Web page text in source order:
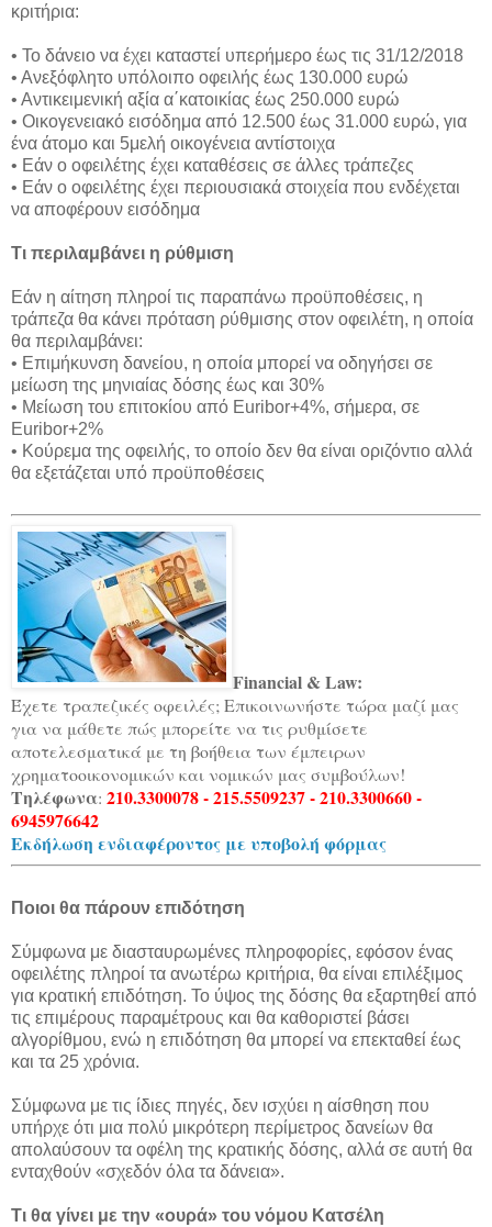
κριτήρια:
• Το δάνειο να έχει καταστεί υπερήμερο έως τις 31/12/2018
• Ανεξόφλητο υπόλοιπο οφειλής έως 130.000 ευρώ
• Αντικειμενική αξία α΄κατοικίας έως 250.000 ευρώ
• Οικογενειακό εισόδημα από 12.500 έως 31.000 ευρώ, για
ένα άτομο και 5μελή οικογένεια αντίστοιχα
• Εάν ο οφειλέτης έχει καταθέσεις σε άλλες τράπεζες
• Εάν ο οφειλέτης έχει περιουσιακά στοιχεία που ενδέχεται
να αποφέρουν εισόδημα
Τι περιλαμβάνει η ρύθμιση
Εάν η αίτηση πληροί τις παραπάνω προϋποθέσεις, η
τράπεζα θα κάνει πρόταση ρύθμισης στον οφειλέτη, η οποία
θα περιλαμβάνει:
• Επιμήκυνση δανείου, η οποία μπορεί να οδηγήσει σε
μείωση της μηνιαίας δόσης έως και 30%
• Μείωση του επιτοκίου από Euribor+4%, σήμερα, σε
Euribor+2%
• Κούρεμα της οφειλής, το οποίο δεν θα είναι οριζόντιο αλλά
θα εξετάζεται υπό προϋποθέσεις
Financial & Law:
Έχετε τραπεζικές οφειλές; Επικοινωνήστε τώρα μαζί μας
για να μάθετε πώς μπορείτε να τις ρυθμίσετε
αποτελεσματικά με τη βοήθεια των έμπειρων
χρηματοοικονομικών και νομικών μας συμβούλων!
Τηλέφωνα: 210.3300078 - 215.5509237 - 210.3300660 -
6945976642
Εκδήλωση ενδιαφέροντος με υποβολή φόρμας
Ποιοι θα πάρουν επιδότηση
Σύμφωνα με διασταυρωμένες πληροφορίες, εφόσον ένας
οφειλέτης πληροί τα ανωτέρω κριτήρια, θα είναι επιλέξιμος
για κρατική επιδότηση. Το ύψος της δόσης θα εξαρτηθεί από
τις επιμέρους παραμέτρους και θα καθοριστεί βάσει
αλγορίθμου, ενώ η επιδότηση θα μπορεί να επεκταθεί έως
και τα 25 χρόνια.
Σύμφωνα με τις ίδιες πηγές, δεν ισχύει η αίσθηση που
υπήρχε ότι μια πολύ μικρότερη περίμετρος δανείων θα
απολαύσουν τα οφέλη της κρατικής δόσης, αλλά σε αυτή θα
ενταχθούν «σχεδόν όλα τα δάνεια».
Τι θα γίνει με την «ουρά» του νόμου Κατσέλη